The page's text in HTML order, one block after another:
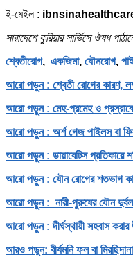
ই-মেইল :
সারাদেশে কুরিয়ার সার্ভিসে ঔষধ
শ্বেতীরোগ, একজিমা, যৌনরোগ,
আরো পড়ুন : শ্বেতী রোগের কারণ,
আরো পড়ুন : মেহ-প্রমেহ ও প্রস্রাবে
আরো পড়ুন : অর্শ গেজ পাইলস বা
আরো পড়ুন : ডায়াবেটিস প্রতিকারে
আরো পড়ুন : যৌন রোগের শতভাগ
আরো পড়ুন : নারী-পুরুষের যৌন
আরো পড়ুন : দীর্ঘস্থায়ী সহবাস করার
আরও পড়ুন: বীর্যমনি ফল বা